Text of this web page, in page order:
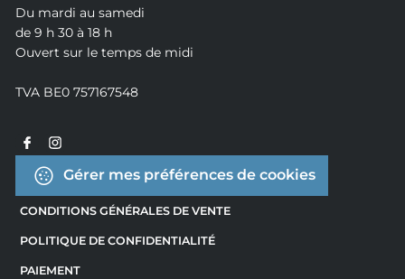
Du mardi au samedi
de 9 h 30 à 18 h
Ouvert sur le temps de midi
TVA BE0 757167548
Gérer mes préférences de cookies
CONDITIONS GÉNÉRALES DE VENTE
POLITIQUE DE CONFIDENTIALITÉ
PAIEMENT